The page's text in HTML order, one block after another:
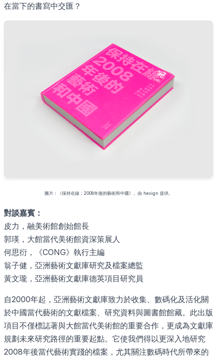
在當下的書寫中交匯？
圖片：《保持在線：2008年後的藝術和中國》。由 hesign 提供。
對談嘉賓：
皮力，融美術館創始館長
郭瑛，大館當代美術館資深策展人
何思衍，《CONG》執行主編
翁子健，亞洲藝術文獻庫研究及檔案總監
黃文瓏，亞洲藝術文獻庫德英項目研究員
自2000年起，亞洲藝術文獻庫致力於收集、數碼化及活化關
於中國當代藝術的文獻檔案、研究資料與圖書館館藏。此出版
項目不僅標誌著與大館當代美術館的重要合作，更成為文獻庫
規劃未來研究路徑的重要起點。它使我們得以更深入地研究
2008年後當代藝術實踐的檔案，尤其關注數碼時代所帶來的